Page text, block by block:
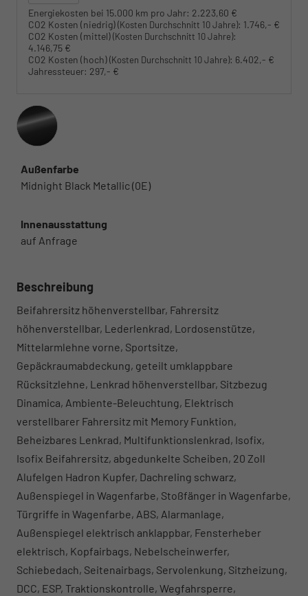
Energiekosten bei 15.000 km pro Jahr: 2.223,60 €
CO2 Kosten (niedrig)(Kosten Durchschnitt 10 Jahre): 1.746,- €
CO2 Kosten (mittel)(Kosten Durchschnitt 10 Jahre):
4.146,75 €
CO2 Kosten (hoch)(Kosten Durchschnitt 10 Jahre): 6.402,- €
Jahressteuer: 297,- €
Außenfarbe
Midnight Black Metallic (0E)
Innenausstattung
auf Anfrage
Beschreibung
Beifahrersitz höhenverstellbar, Fahrersitz
höhenverstellbar, Lederlenkrad, Lordosenstütze,
Mittelarmlehne vorne, Sportsitze,
Gepäckraumabdeckung, geteilt umklappbare
Rücksitzlehne, Lenkrad höhenverstellbar, Sitzbezug
Dinamica, Ambiente-Beleuchtung, Elektrisch
verstellbarer Fahrersitz mit Memory Funktion,
Beheizbares Lenkrad, Multifunktionslenkrad, Isofix,
Isofix Beifahrersitz, abgedunkelte Scheiben, 20 Zoll
Alufelgen Hadron Kupfer, Dachreling schwarz,
Außenspiegel in Wagenfarbe, Stoßfänger in Wagenfarbe,
Türgriffe in Wagenfarbe, ABS, Alarmanlage,
Außenspiegel elektrisch anklappbar, Fensterheber
elektrisch, Kopfairbags, Nebelscheinwerfer,
Schiebedach, Seitenairbags, Servolenkung, Sitzheizung,
DCC, ESP, Traktionskontrolle, Wegfahrsperre,